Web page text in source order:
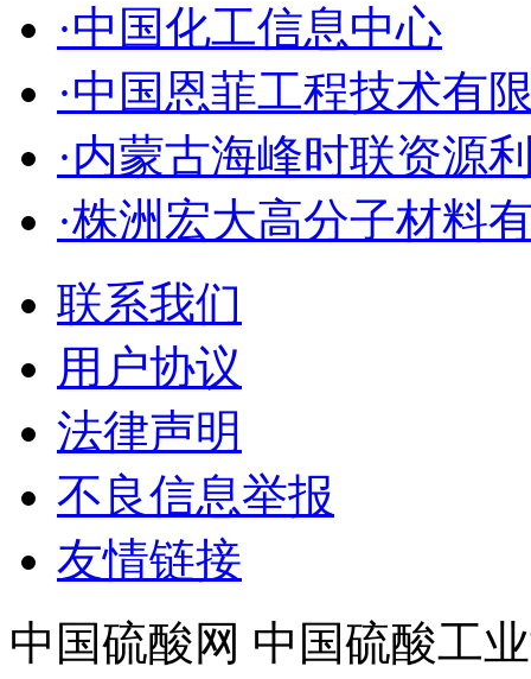
·中国化工信息中心
·中国恩菲工程技术有
·内蒙古海峰时联资源
·株洲宏大高分子材料
联系我们
用户协议
法律声明
不良信息举报
友情链接
中国硫酸网 中国硫酸工